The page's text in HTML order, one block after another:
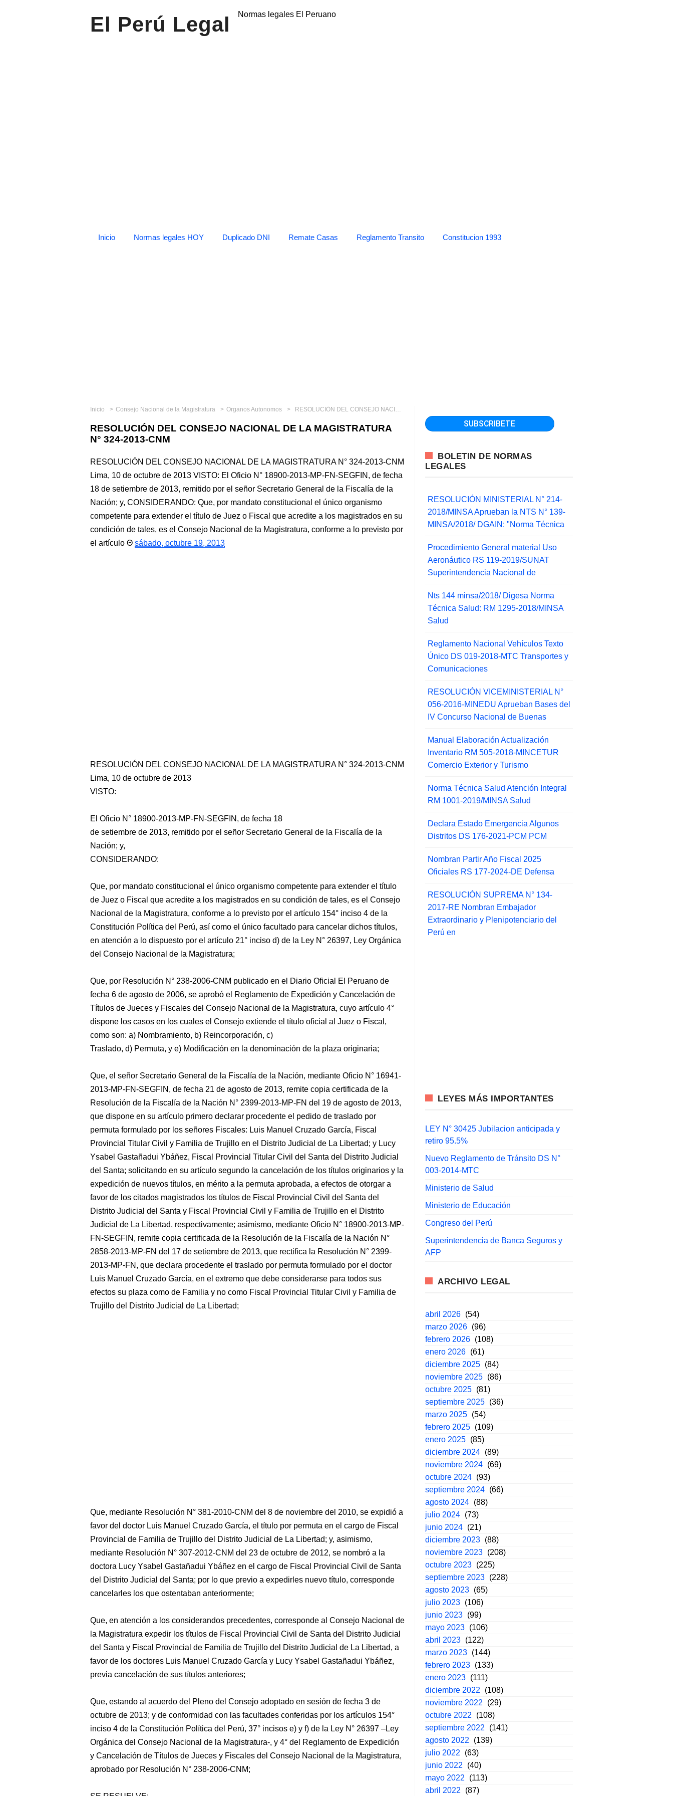
El Perú Legal Normas legales El Peruano
Inicio Normas legales HOY Duplicado DNI Remate Casas Reglamento Transito Constitucion 1993
Inicio Consejo Nacional de la Magistratura Organos Autonomos RESOLUCIÓN DEL CONSEJO NACIONAL DE LA MAGISTRATURA N° 324-2013-CNM
RESOLUCIÓN DEL CONSEJO NACIONAL DE LA MAGISTRATURA
N° 324-2013-CNM
RESOLUCIÓN DEL CONSEJO NACIONAL DE LA MAGISTRATURA N° 324-2013-CNM
Lima, 10 de octubre de 2013 VISTO: El Oficio N° 18900-2013-MP-FN-SEGFIN, de fecha
18 de setiembre de 2013, remitido por el señor Secretario General de la Fiscalía de la
Nación; y, CONSIDERANDO: Que, por mandato constitucional el único organismo
competente para extender el título de Juez o Fiscal que acredite a los magistrados en su
condición de tales, es el Consejo Nacional de la Magistratura, conforme a lo previsto por
el artículo
sábado, octubre 19, 2013
RESOLUCIÓN DEL CONSEJO NACIONAL DE LA MAGISTRATURA N° 324-2013-CNM
Lima, 10 de octubre de 2013
VISTO:
El Oficio N° 18900-2013-MP-FN-SEGFIN, de fecha 18
de setiembre de 2013, remitido por el señor Secretario General de la Fiscalía de la
Nación; y,
CONSIDERANDO:
Que, por mandato constitucional el único organismo competente para extender el título
de Juez o Fiscal que acredite a los magistrados en su condición de tales, es el Consejo
Nacional de la Magistratura, conforme a lo previsto por el artículo 154° inciso 4 de la
Constitución Política del Perú, así como el único facultado para cancelar dichos títulos,
en atención a lo dispuesto por el artículo 21° inciso d) de la Ley N° 26397, Ley Orgánica
del Consejo Nacional de la Magistratura;
Que, por Resolución N° 238-2006-CNM publicado en el Diario Oficial El Peruano de
fecha 6 de agosto de 2006, se aprobó el Reglamento de Expedición y Cancelación de
Títulos de Jueces y Fiscales del Consejo Nacional de la Magistratura, cuyo artículo 4°
dispone los casos en los cuales el Consejo extiende el título oficial al Juez o Fiscal,
como son: a) Nombramiento, b) Reincorporación, c)
Traslado, d) Permuta, y e) Modificación en la denominación de la plaza originaria;
Que, el señor Secretario General de la Fiscalía de la Nación, mediante Oficio N° 16941-
2013-MP-FN-SEGFIN, de fecha 21 de agosto de 2013, remite copia certificada de la
Resolución de la Fiscalía de la Nación N° 2399-2013-MP-FN del 19 de agosto de 2013,
que dispone en su artículo primero declarar procedente el pedido de traslado por
permuta formulado por los señores Fiscales: Luis Manuel Cruzado García, Fiscal
Provincial Titular Civil y Familia de Trujillo en el Distrito Judicial de La Libertad; y Lucy
Ysabel Gastañadui Ybáñez, Fiscal Provincial Titular Civil del Santa del Distrito Judicial
del Santa; solicitando en su artículo segundo la cancelación de los títulos originarios y la
expedición de nuevos títulos, en mérito a la permuta aprobada, a efectos de otorgar a
favor de los citados magistrados los títulos de Fiscal Provincial Civil del Santa del
Distrito Judicial del Santa y Fiscal Provincial Civil y Familia de Trujillo en el Distrito
Judicial de La Libertad, respectivamente; asimismo, mediante Oficio N° 18900-2013-MP-
FN-SEGFIN, remite copia certificada de la Resolución de la Fiscalía de la Nación N°
2858-2013-MP-FN del 17 de setiembre de 2013, que rectifica la Resolución N° 2399-
2013-MP-FN, que declara procedente el traslado por permuta formulado por el doctor
Luis Manuel Cruzado García, en el extremo que debe considerarse para todos sus
efectos su plaza como de Familia y no como Fiscal Provincial Titular Civil y Familia de
Trujillo del Distrito Judicial de La Libertad;
Que, mediante Resolución N° 381-2010-CNM del 8 de noviembre del 2010, se expidió a
favor del doctor Luis Manuel Cruzado García, el título por permuta en el cargo de Fiscal
Provincial de Familia de Trujillo del Distrito Judicial de La Libertad; y, asimismo,
mediante Resolución N° 307-2012-CNM del 23 de octubre de 2012, se nombró a la
doctora Lucy Ysabel Gastañadui Ybáñez en el cargo de Fiscal Provincial Civil de Santa
del Distrito Judicial del Santa; por lo que previo a expedirles nuevo título, corresponde
cancelarles los que ostentaban anteriormente;
Que, en atención a los considerandos precedentes, corresponde al Consejo Nacional de
la Magistratura expedir los títulos de Fiscal Provincial Civil de Santa del Distrito Judicial
del Santa y Fiscal Provincial de Familia de Trujillo del Distrito Judicial de La Libertad, a
favor de los doctores Luis Manuel Cruzado García y Lucy Ysabel Gastañadui Ybáñez,
previa cancelación de sus títulos anteriores;
Que, estando al acuerdo del Pleno del Consejo adoptado en sesión de fecha 3 de
octubre de 2013; y de conformidad con las facultades conferidas por los artículos 154°
inciso 4 de la Constitución Política del Perú, 37° incisos e) y f) de la Ley N° 26397 –Ley
Orgánica del Consejo Nacional de la Magistratura-, y 4° del Reglamento de Expedición
y Cancelación de Títulos de Jueces y Fiscales del Consejo Nacional de la Magistratura,
aprobado por Resolución N° 238-2006-CNM;
BOLETIN DE NORMAS
LEGALES
RESOLUCIÓN MINISTERIAL N° 214-
2018/MINSA Aprueban la NTS N° 139-
MINSA/2018/ DGAIN: "Norma Técnica
Procedimiento General material Uso
Aeronáutico RS 119-2019/SUNAT
Superintendencia Nacional de
Nts 144 minsa/2018/ Digesa Norma
Técnica Salud: RM 1295-2018/MINSA
Salud
Reglamento Nacional Vehículos Texto
Único DS 019-2018-MTC Transportes y
Comunicaciones
RESOLUCIÓN VICEMINISTERIAL N°
056-2016-MINEDU Aprueban Bases del
IV Concurso Nacional de Buenas
Manual Elaboración Actualización
Inventario RM 505-2018-MINCETUR
Comercio Exterior y Turismo
Norma Técnica Salud Atención Integral
RM 1001-2019/MINSA Salud
Declara Estado Emergencia Algunos
Distritos DS 176-2021-PCM PCM
Nombran Partir Año Fiscal 2025
Oficiales RS 177-2024-DE Defensa
RESOLUCIÓN SUPREMA N° 134-
2017-RE Nombran Embajador
Extraordinario y Plenipotenciario del
Perú en
LEYES MÁS IMPORTANTES
LEY N° 30425 Jubilacion anticipada y
retiro 95.5%
Nuevo Reglamento de Tránsito DS N°
003-2014-MTC
Ministerio de Salud
Ministerio de Educación
Congreso del Perú
Superintendencia de Banca Seguros y
AFP
ARCHIVO LEGAL
abril 2026 (54)
marzo 2026 (96)
febrero 2026 (108)
enero 2026 (61)
diciembre 2025 (84)
noviembre 2025 (86)
octubre 2025 (81)
septiembre 2025 (36)
marzo 2025 (54)
febrero 2025 (109)
enero 2025 (85)
diciembre 2024 (89)
noviembre 2024 (69)
octubre 2024 (93)
septiembre 2024 (66)
agosto 2024 (88)
julio 2024 (73)
junio 2024 (21)
diciembre 2023 (88)
noviembre 2023 (208)
octubre 2023 (225)
septiembre 2023 (228)
agosto 2023 (65)
julio 2023 (106)
junio 2023 (99)
mayo 2023 (106)
abril 2023 (122)
marzo 2023 (144)
febrero 2023 (133)
enero 2023 (111)
diciembre 2022
(108)
noviembre 2022
(29)
octubre 2022
(108)
septiembre 2022
(141)
agosto 2022
(139)
julio 2022
(63)
junio 2022
(40)
mayo 2022
(113)
abril 2022
(87)